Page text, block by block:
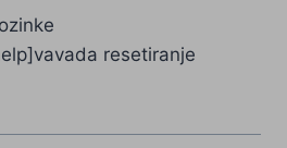
resetiranje